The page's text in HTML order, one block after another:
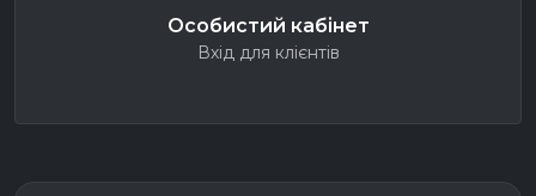
Особистий кабінет
Вхід для клієнтів